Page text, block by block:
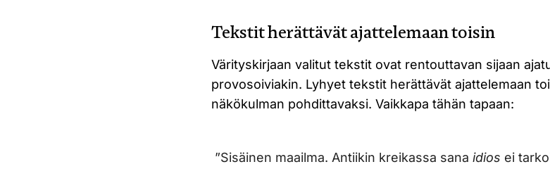
Tekstit herättävät ajattelemaan toisin
Värityskirjaan valitut tekstit ovat rentouttavan sijaan
provosoiviakin. Lyhyet tekstit herättävät ajattelemaan
näkökulman pohdittavaksi. Vaikkapa tähän tapaan:
”Sisäinen maailma. Antiikin kreikassa sanaidios ei